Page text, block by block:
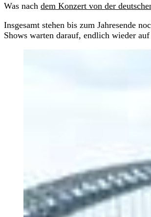
Was nach dem Konzert von der
Insgesamt stehen bis zum Jahresende
Shows warten darauf, endlich wieder